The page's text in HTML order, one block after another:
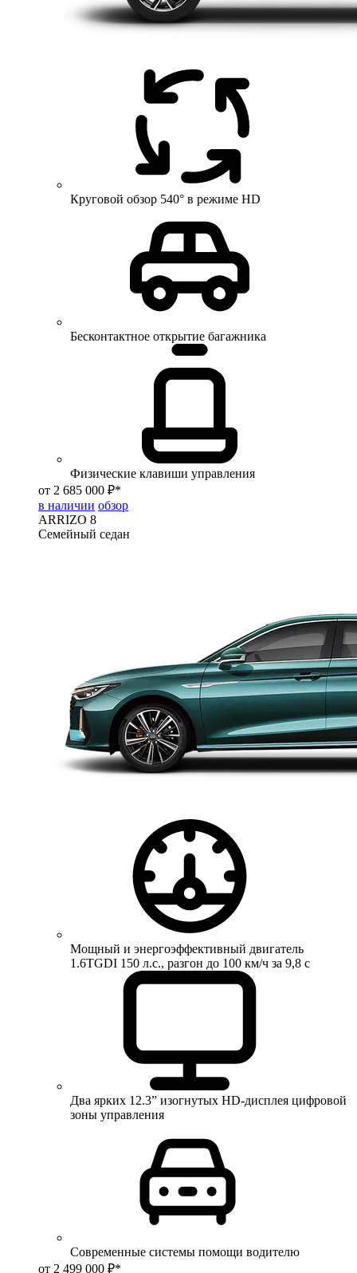
Круговой обзор 540° в режиме HD
Бесконтактное открытие багажника
Физические клавиши управления
от 2 685 000 ₽*
в наличии обзор
ARRIZO 8
Семейный седан
Мощный и энергоэффективный двигатель
1.6TGDI 150 л.с., разгон до 100 км/ч за 9,8 с
Два ярких 12.3” изогнутых HD-дисплея цифровой
зоны управления
Современные системы помощи водителю
от 2 499 000 ₽*